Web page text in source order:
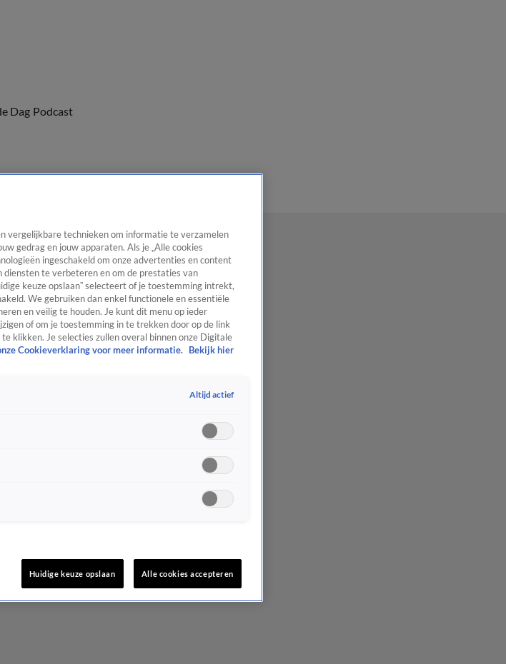
Dag Podcast
vergelijkbare technieken om informatie te verzamelen
gedrag en jouw apparaten. Als je „Alle cookies
ingeschakeld om onze advertenties en content
diensten te verbeteren en om de prestaties van
keuze opslaan” selecteert of je toestemming intrekt,
We gebruiken dan enkel functionele en essentiële
en veilig te houden. Je kunt dit menu op ieder
of om je toestemming in te trekken door op de link
klikken. Je selecties zullen overal binnen onze Digitale
Cookieverklaring voor meer informatie.
Bekijk hier
Altijd actief
Huidige keuze opslaan Alle cookies accepteren